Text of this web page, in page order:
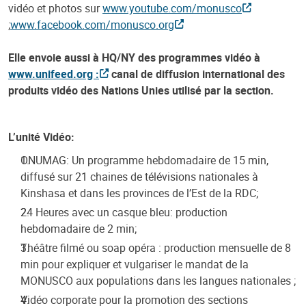
vidéo et photos surwww.youtube.com/monusco
;www.facebook.com/monusco.org
Elle envoie aussi à HQ/NY des programmes vidéo à
www.unifeed.org :
canal de diffusion international des
produits vidéo des Nations Unies utilisé par la section.
L’unité Vidéo:
ONUMAG: Un programme hebdomadaire de 15 min,
diffusé sur 21 chaines de télévisions nationales à
Kinshasa et dans les provinces de l’Est de la RDC;
24 Heures avec un casque bleu: production
hebdomadaire de 2 min;
Théâtre filmé ou soap opéra : production mensuelle de 8
min pour expliquer et vulgariser le mandat de la
MONUSCO aux populations dans les langues nationales ;
Vidéo corporate pour la promotion des sections